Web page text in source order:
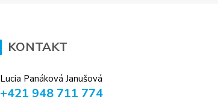
KONTAKT
Lucia Panáková Janušová
+421 948 711 774